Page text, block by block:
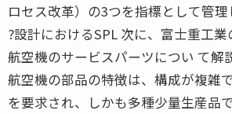
ロセス改革）の3つを指標として管理
?設計におけるSPL 次に、富士重工
航空機のサービスパーツについ て解
航空機の部品の特徴は、構成が複雑
を要求され、しかも多種少量生産品